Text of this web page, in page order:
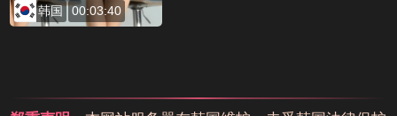
韩国 00:03:40